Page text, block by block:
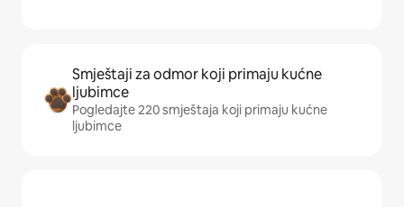
Smještaji za odmor koji primaju kućne
ljubimce
Pogledajte 220 smještaja koji primaju kućne
ljubimce